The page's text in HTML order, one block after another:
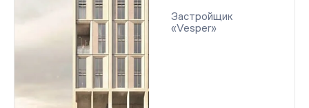
Застройщик
«Vesper»